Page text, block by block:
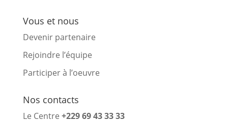
Vous et nous
Devenir partenaire
Rejoindre l’équipe
Participer à l’oeuvre
Nos contacts
Le Centre +229 69 43 33 33